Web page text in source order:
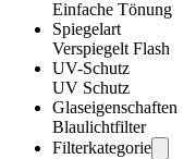
Einfache Tönung
Spiegelart
Verspiegelt Flash
UV-Schutz
UV Schutz
Glaseigenschaften
Blaulichtfilter
Filterkategorie